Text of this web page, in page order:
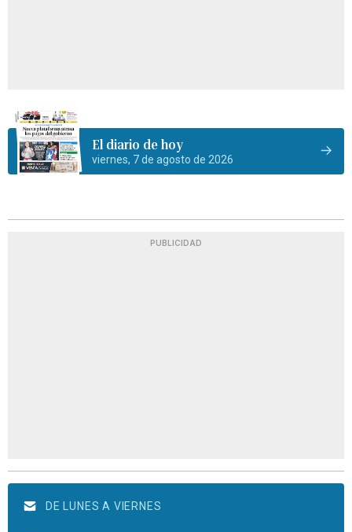
El diario de hoy
viernes, 7 de agosto de 2026
PUBLICIDAD
DE LUNES A VIERNES